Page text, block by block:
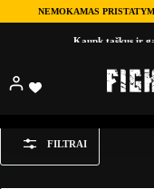
NEMOKAMAS
Kaupk taškus ir
FILTRAI